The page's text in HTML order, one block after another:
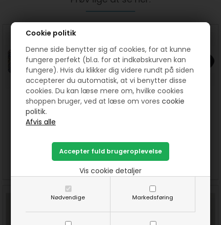
Cookie politik
Denne side benytter sig af cookies, for at kunne
fungere perfekt (bl.a. for at indkøbskurven kan
fungere). Hvis du klikker dig videre rundt på siden
accepterer du automatisk, at vi benytter disse
cookies. Du kan læse mere om, hvilke cookies
shoppen bruger, ved at læse om vorescookie
politik.
Nødvendige Markedsføring
Vis cookie detaljer
Limpen - basting glue fra
Hobby Gift Create
50,00 DKK 180,00